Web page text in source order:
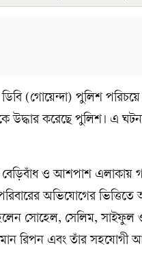
(গোয়েন্দা) পুলিশ
উদ্ধার করেছে পুলিশ। এ
বেড়িবাঁধ ও আশপাশ
অভিযোগের ভিত্তিতে
হলেন সোহেল, সেলিম,
রিপন এবং তাঁর সহযোগী